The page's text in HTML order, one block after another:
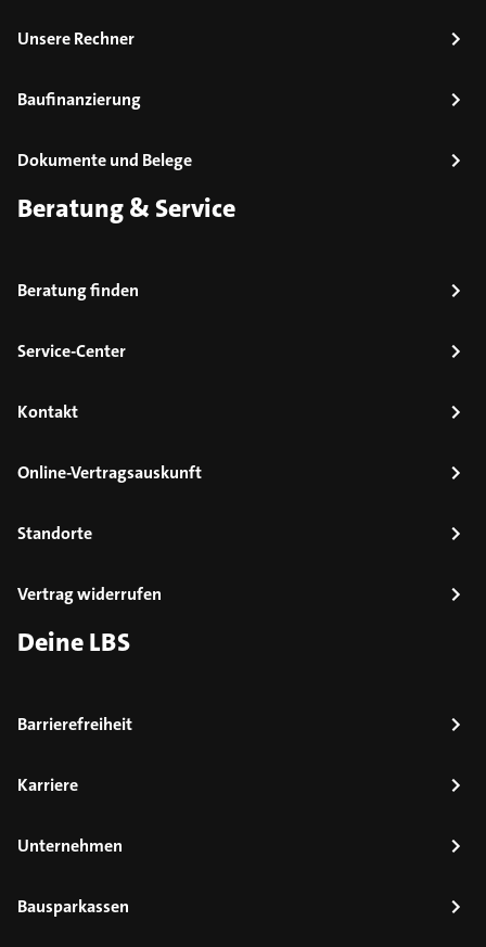
Unsere Rechner
Baufinanzierung
Dokumente und Belege
Beratung & Service
Beratung finden
Service-Center
Kontakt
Online-Vertragsauskunft
Standorte
Vertrag widerrufen
Deine LBS
Barrierefreiheit
Karriere
Unternehmen
Bausparkassen